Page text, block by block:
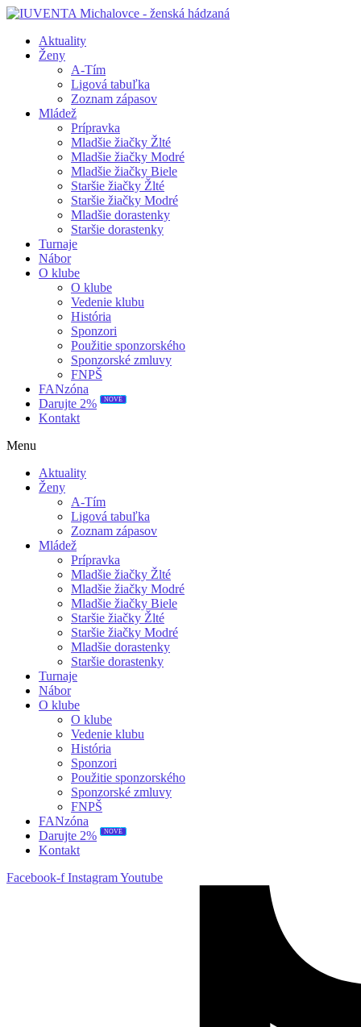
Aktuality
Ženy
A-Tím
Ligová tabuľka
Zoznam zápasov
Mládež
Prípravka
Mladšie žiačky Žlté
Mladšie žiačky Modré
Mladšie žiačky Biele
Staršie žiačky Žlté
Staršie žiačky Modré
Mladšie dorastenky
Staršie dorastenky
Turnaje
Nábor
O klube
O klube
Vedenie klubu
História
Sponzori
Použitie sponzorského
Sponzorské zmluvy
FNPŠ
FANzóna
Darujte 2%
NOVÉ
Kontakt
Menu
Aktuality
Ženy
A-Tím
Ligová tabuľka
Zoznam zápasov
Mládež
Prípravka
Mladšie žiačky Žlté
Mladšie žiačky Modré
Mladšie žiačky Biele
Staršie žiačky Žlté
Staršie žiačky Modré
Mladšie dorastenky
Staršie dorastenky
Turnaje
Nábor
O klube
O klube
Vedenie klubu
História
Sponzori
Použitie sponzorského
Sponzorské zmluvy
FNPŠ
FANzóna
Darujte 2%
NOVÉ
Kontakt
Facebook-f InstagramYoutube